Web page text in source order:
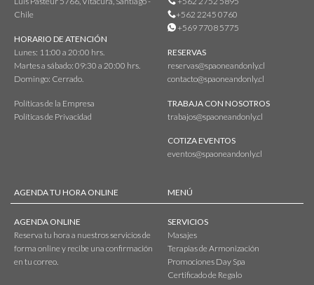
Chile
HORARIO DE ATENCIÓN
Lunes: 11:00 a 20:00 hrs.
Martes a sábado: 09:30 a 20:00 hrs.
Domingo: Cerrado.
Políticas de la Empresa
Políticas de Privacidad
+562 2245 0760
+569 7708 5775
RESERVAS
reservas@spaoneandonly.cl
contacto@spaoneandonly.cl
TRABAJA CON NOSOTROS
trabajos@spaoneandonly.cl
COTIZA EVENTOS
eventos@spaoneandonly.cl
AGENDA TU HORA ONLINE
AGENDA ONLINE
Reserva tu hora a nuestros servicios de
forma online y recibe una confirmación
en tu correo.
MENÚ
SERVICIOS
Masajes
Terapias de Armonización
Promociones Day Spa
Certificado de Regalo